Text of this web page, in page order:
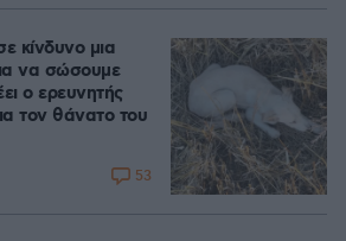
κίνδυνο μια
να σώσουμε
ο ερευνητής
τον θάνατο του
53